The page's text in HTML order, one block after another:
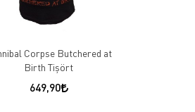
Corpse Butchered at
Birth Tişört
649,90